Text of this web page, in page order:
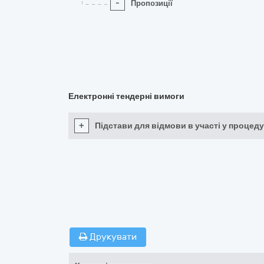
- Пропозиції
Електронні тендерні вимоги
+ Підстави для відмови в участі у
Друкувати